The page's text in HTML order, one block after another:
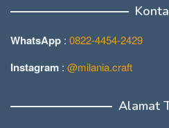
WhatsApp : 0822-4454-2429
Instagram : @milania.craft
Alamat